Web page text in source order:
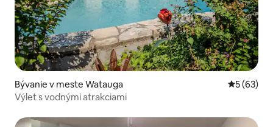
Bývanie v meste Watauga
5 (63)
Výlet s vodnými atrakciami